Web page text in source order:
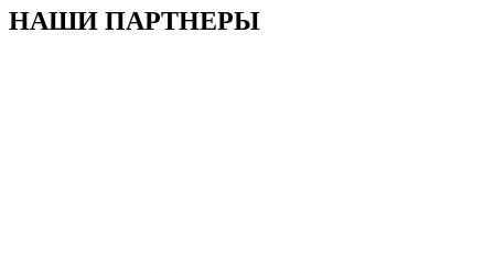
НАШИ ПАРТНЕРЫ